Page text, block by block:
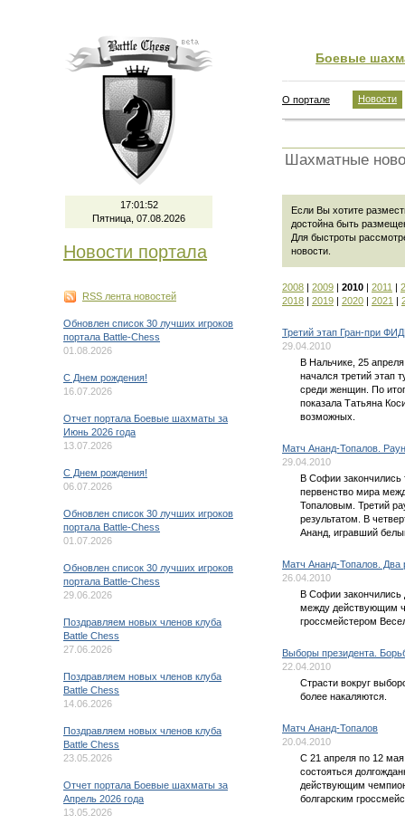
17:01:52
Пятница, 07.08.2026
Новости портала
RSS лента новостей
Обновлен список 30 лучших игроков
портала Battle-Chess
01.08.2026
C Днем рождения!
16.07.2026
Отчет портала Боевые шахматы за
Июнь 2026 года
13.07.2026
C Днем рождения!
06.07.2026
Обновлен список 30 лучших игроков
портала Battle-Chess
01.07.2026
Обновлен список 30 лучших игроков
портала Battle-Chess
29.06.2026
Поздравляем новых членов клуба
Battle Chess
27.06.2026
Поздравляем новых членов клуба
Battle Chess
14.06.2026
Поздравляем новых членов клуба
Battle Chess
23.05.2026
Отчет портала Боевые шахматы за
Апрель 2026 года
13.05.2026
Боевые
О портале Новости
Шахматные
Если Вы хотите
достойна быть
Для быстроты
новости
2008 | 2009 | 2010 | 2011 |
2018 | 2019 | 2020 | 2021 |
Третий этап Гран-при
29.04.2010
В Нальчике, 25
начался третий этап
среди женщин. По
показала Татьяна
возможных.
Матч Ананд-Топалов.
29.04.2010
В Софии закончились
первенство мира
Топаловым. Третий
результатом. В
Ананд, игравший
Матч Ананд-Топалов. Два
26.04.2010
В Софии закончились
между действующим
гроссмейстером
Выборы президента.
22.04.2010
Страсти вокруг
более накаляются.
Матч Ананд-Топалов
20.04.2010
С 21 апреля по 12
состояться
действующим
болгарским